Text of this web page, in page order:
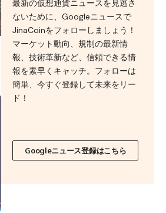
最新の仮想通貨ニュースを見逃さ
ないために、Googleニュースで
JinaCoinをフォローしましょう！
マーケット動向、規制の最新情
報、技術革新など、信頼できる情
報を素早くキャッチ。フォローは
簡単、今すぐ登録して未来をリー
ド！
Googleニュース登録はこちら